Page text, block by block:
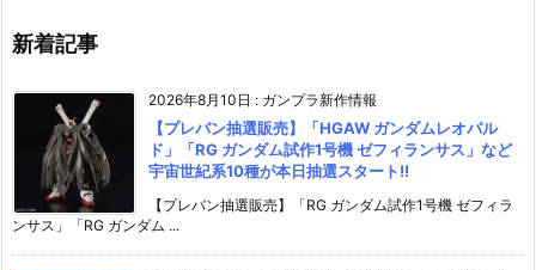
新着記事
2026年8月10日 : ガンプラ新作情報
【プレバン抽選販売】「HGAW ガンダムレオパル
ド」「RG ガンダム試作1号機 ゼフィランサス」など
宇宙世紀系10種が本日抽選スタート!!
【プレバン抽選販売】「RG ガンダム試作1号機 ゼフィラ
ンサス」「RG ガンダム ...